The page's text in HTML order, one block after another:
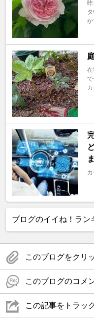
で
ま
ブログのイイね！ラン
このブログをクリ
このブログのコメ
この記事をトラッ